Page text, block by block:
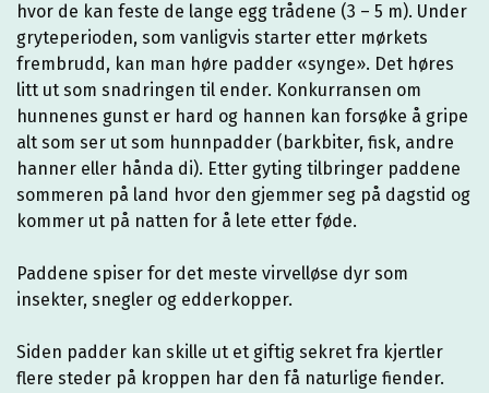
hvor de kan feste de lange egg trådene (3 – 5 m). Under
gryteperioden, som vanligvis starter etter mørkets
frembrudd, kan man høre padder «synge». Det høres
litt ut som snadringen til ender. Konkurransen om
hunnenes gunst er hard og hannen kan forsøke å gripe
alt som ser ut som hunnpadder (barkbiter, fisk, andre
hanner eller hånda di). Etter gyting tilbringer paddene
sommeren på land hvor den gjemmer seg på dagstid og
kommer ut på natten for å lete etter føde.
Paddene spiser for det meste virvelløse dyr som
insekter, snegler og edderkopper.
Siden padder kan skille ut et giftig sekret fra kjertler
flere steder på kroppen har den få naturlige fiender.